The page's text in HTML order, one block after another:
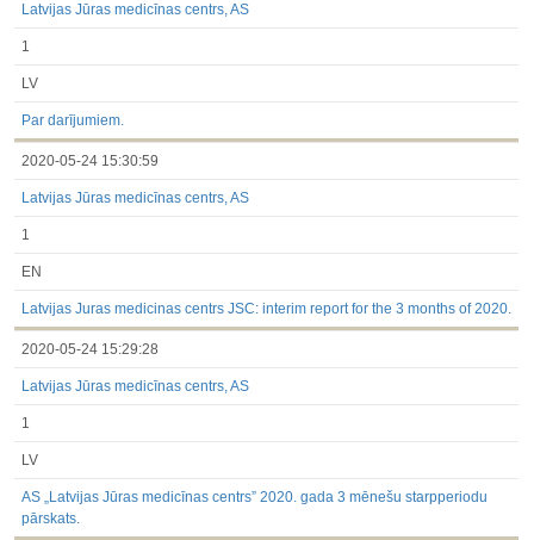
Latvijas Jūras medicīnas centrs, AS
1
LV
Par darījumiem.
2020-05-24 15:30:59
Latvijas Jūras medicīnas centrs, AS
1
EN
Latvijas Juras medicinas centrs JSC: interim report for the 3 months of 2020.
2020-05-24 15:29:28
Latvijas Jūras medicīnas centrs, AS
1
LV
AS „Latvijas Jūras medicīnas centrs” 2020. gada 3 mēnešu starpperiodu
pārskats.